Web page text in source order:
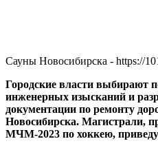
Сауны Новосибирска - https://
Городские власти выбирают
инженерных изысканий и
документации по ремонту
Новосибирска. Магистрали,
МЧМ-2023 по хоккею,